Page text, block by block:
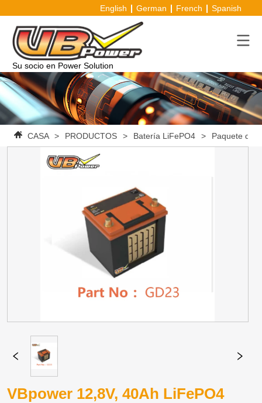
English German French Spanish
Su socio en Power Solution
CASA > PRODUCTOS > Batería LiFePO4 > Paquete de
VBpower 12,8V, 40Ah LiFePO4